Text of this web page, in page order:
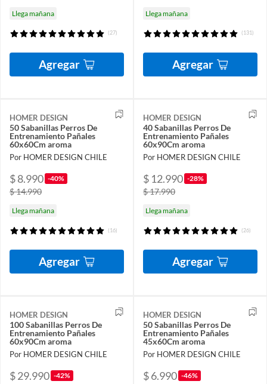
Llega mañana
(27)
Agregar
Llega mañana
(131)
Agregar
HOMER DESIGN
50 Sabanillas Perros De
Entrenamiento Pañales
60x60Cm aroma
Por HOMER DESIGN CHILE
$ 8.990 -40%
$ 14.990
Llega mañana
(16)
Agregar
HOMER DESIGN
40 Sabanillas Perros De
Entrenamiento Pañales
60x90Cm aroma
Por HOMER DESIGN CHILE
$ 12.990 -28%
$ 17.990
Llega mañana
(26)
Agregar
HOMER DESIGN
100 Sabanillas Perros De
Entrenamiento Pañales
60x90Cm aroma
Por HOMER DESIGN CHILE
$ 29.990 -42%
HOMER DESIGN
50 Sabanillas Perros De
Entrenamiento Pañales
45x60Cm aroma
Por HOMER DESIGN CHILE
$ 6.990 -46%